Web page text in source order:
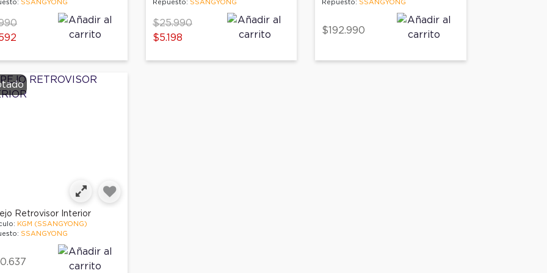
SSANGYONG
reduced from
to
Repuesto: SSANGYONG
Price reduced from
$25.990to
$5.198
Repuesto: SSANGYONG
$192.990
Retrovisor Interior
KGM (SSANGYONG)
SSANGYONG